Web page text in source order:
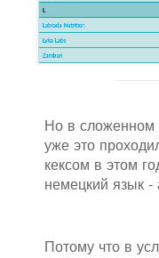
Но в сложенном
уже это
кексом в этом
немецкий язык
Потому что в